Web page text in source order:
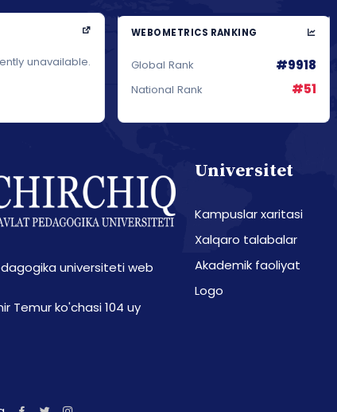
unavailable.
WEBOMETRICS RANKING
Global Rank #9918
National Rank #51
universiteti web
Temur ko'chasi 104 uy
Universitet
Kampuslar xaritasi
Xalqaro talabalar
Akademik faoliyat
Logo